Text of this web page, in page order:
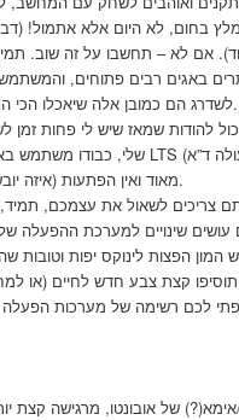
בחום, לא היום אלא אתמול!
אם לא – תחשבו על זה שוב.
באגים רבים פתוחים,
לשדרג הם כמובן אלה שיאכלו הכי הרבה חראקים.
יכול להודות שמאז שיש לי פחות
מאוד ואין הפתעות (איזה יובש, תאמינו לי).
צריכים לשאול את עצמכם,
עושים שינויים למערכת ההפעלה
המון הפצות לינוקס יפות וטובות
תוסיפו קצת צבע חדש לחיים (או